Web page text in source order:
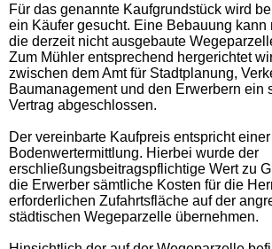
Für das genannte Kaufgrundstück wird
ein Käufer gesucht. Eine Bebauung kann
die derzeit nicht ausgebaute
Zum Mühler entsprechend hergerichtet
zwischen dem Amt für Stadtplanung,
Baumanagement und den Erwerbern ein
Vertrag abgeschlossen.
Der vereinbarte Kaufpreis entspricht
Bodenwertermittlung. Hierbei wurde der
erschließungsbeitragspflichtige Wert zu
die Erwerber sämtliche Kosten für die
erforderlichen Zufahrtsfläche auf der
städtischen Wegeparzelle übernehmen.